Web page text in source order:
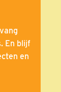
En blijf
en